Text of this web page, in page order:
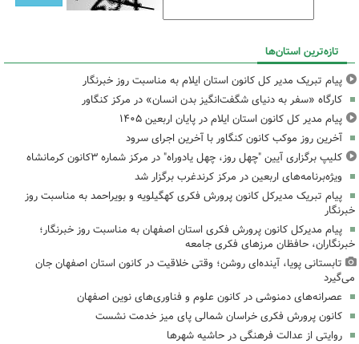
تازه‌ترین استان‌ها
پیام تبریک مدیر کل کانون استان ایلام به مناسبت روز خبرنگار
کارگاه «سفر به دنیای شگفت‌انگیز بدن انسان» در مرکز کنگاور
پیام مدیر کل کانون استان ایلام در پایان اربعین ۱۴۰۵
آخرین روز موکب کانون کنگاور با آخرین اجرای سرود
کلیپ برگزاری آیین "چهل روز، چهل یادوراه" در مرکز شماره ۳کانون کرمانشاه
ویژه‌برنامه‌های اربعین در مرکز کرندغرب برگزار شد
پیام تبریک مدیرکل کانون پرورش فکری کهگیلویه و بویراحمد به مناسبت روز
خبرنگار
پیام مدیرکل کانون پرورش فکری استان اصفهان به مناسبت روز خبرنگار؛
خبرنگاران، حافظان مرزهای فکری جامعه
تابستانی پویا، آینده‌ای روشن؛ وقتی خلاقیت در کانون استان اصفهان جان
می‌گیرد
عصرانه‌های دمنوشی در کانون علوم و فناوری‌های نوین اصفهان
کانون پرورش فکری خراسان شمالی پای میز خدمت نشست
روایتی از عدالت فرهنگی در حاشیه شهرها